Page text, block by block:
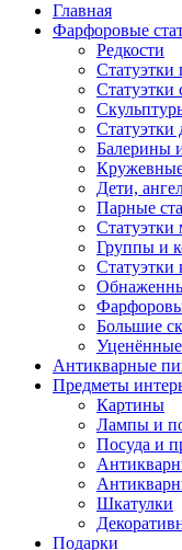
Главная
Фарфоровые
Редкости
Cтатуэтки
Cтатуэтки
Статуэтки
Балерины
Кружевные
Дети,
Парные
Группы и
Статуэтки
Большие
Уценённые
Антикварные
Предметы
Картины
Лампы и
Посуда и
Шкатулки
Подарки